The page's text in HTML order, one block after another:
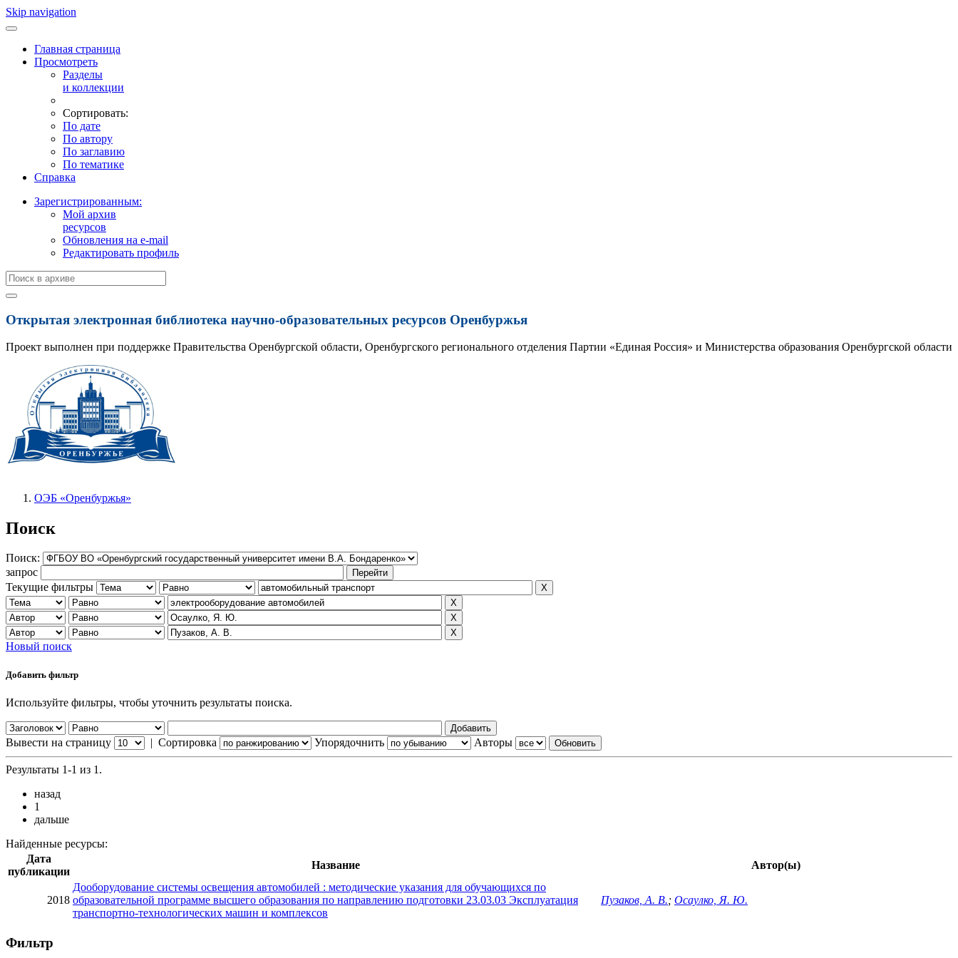
Skip navigation
Главная страница
Просмотреть
Разделы
и коллекции
Сортировать:
По дате
По автору
По заглавию
По тематике
Справка
Зарегистрированным:
Мой архив
ресурсов
Обновления на e-mail
Редактировать профиль
Открытая электронная библиотека научно-образовательных ресурсов Оренбуржья
Проект выполнен при поддержке Правительства Оренбургской области, Оренбургского регионального отделения Партии «Единая Россия» и Министерства образования Оренбургской области
ОЭБ «Оренбуржья»
Поиск
Поиск:
запрос
Текущие фильтры
Новый поиск
Добавить фильтр
Используйте фильтры, чтобы уточнить результаты поиска.
Вывести на страницу | Сортировка Упорядочнить Авторы
Результаты 1-1 из 1.
назад
1
дальше
Найденные ресурсы:
Дата
публикации
Название Автор(ы)
2018
Дооборудование системы освещения автомобилей : методические указания для обучающихся по
образовательной программе высшего образования по направлению подготовки 23.03.03 Эксплуатация
транспортно-технологических машин и комплексов
Пузаков, А. В.; Осаулко, Я. Ю.
Фильтр